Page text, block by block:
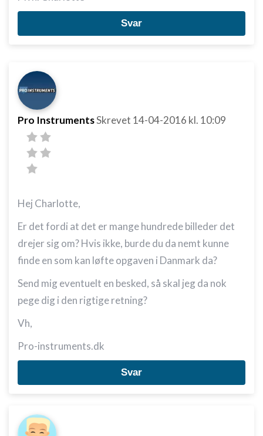
Svar
Pro InstrumentsSkrevet 14-04-2016 kl. 10:09
Hej Charlotte,
Er det fordi at det er mange hundrede billeder det
drejer sig om? Hvis ikke, burde du da nemt kunne
finde en som kan løfte opgaven i Danmark da?
Send mig eventuelt en besked, så skal jeg da nok
pege dig i den rigtige retning?
Vh,
Pro-instruments.dk
Svar